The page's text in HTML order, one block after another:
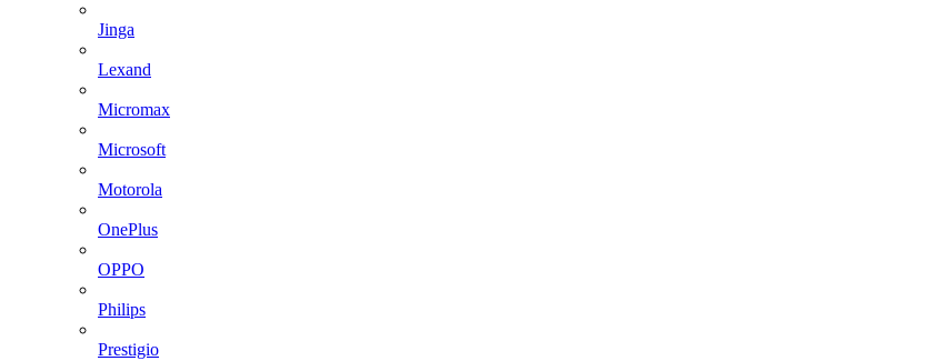
Jinga
Lexand
Micromax
Microsoft
Motorola
OnePlus
OPPO
Philips
Prestigio